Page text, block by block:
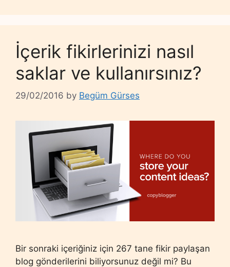
İçerik fikirlerinizi nasıl
saklar ve kullanırsınız?
29/02/2016 by Begüm Gürses
Bir sonraki içeriğiniz için 267 tane fikir paylaşan
blog gönderilerini biliyorsunuz değil mi? Bu